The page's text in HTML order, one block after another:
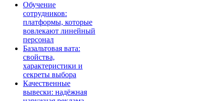
Обучение
сотрудников:
платформы, которые
вовлекают линейный
персонал
Базальтовая вата:
свойства,
характеристики и
секреты выбора
Качественные
вывески: надёжная